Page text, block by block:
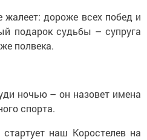
дороже всех побед и
подарок судьбы – супруга
полвека.
ночью – он назовет имена
спорта.
наш Коростелев на